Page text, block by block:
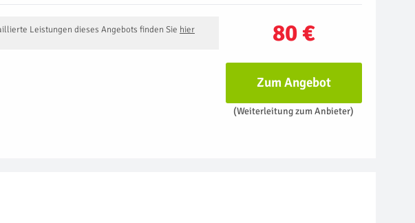
80 €
Leistungen dieses Angebots finden Sie hier
Zum Angebot
(Weiterleitung zum Anbieter)